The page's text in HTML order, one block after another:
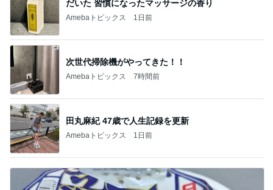
だいた 習慣になったマッサージの香り
Amebaトピックス 1日前
次世代掃除機がやってきた！！
Amebaトピックス 7時間前
田丸麻紀 47歳で人生記録を更新
Amebaトピックス 1日前